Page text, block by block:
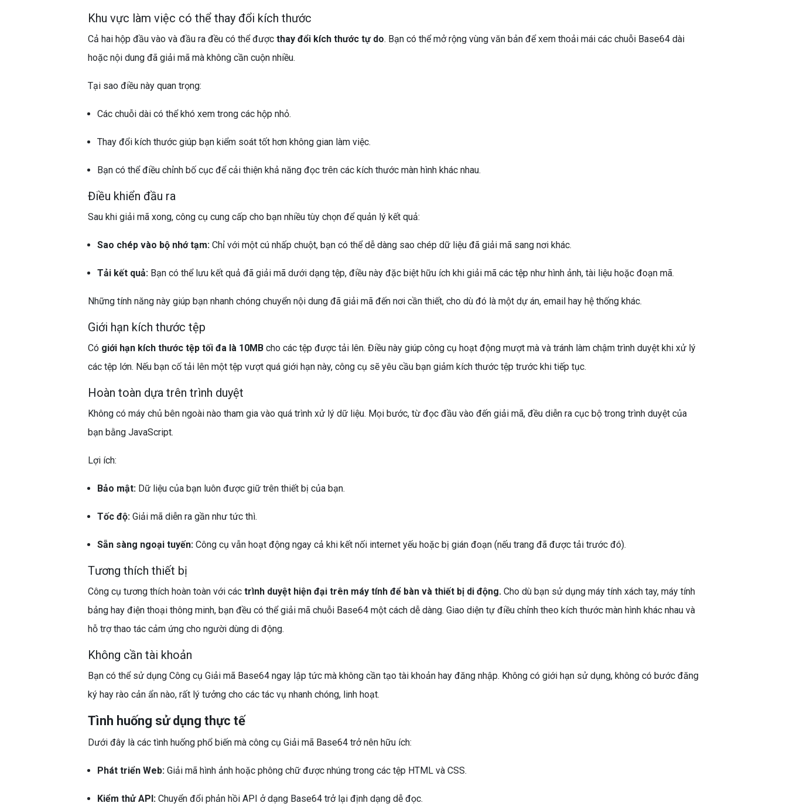
Khu vực làm việc có thể thay đổi kích thước
Cả hai hộp đầu vào và đầu ra đều có thể được thay đổi kích thước tự do. Bạn có thể mở rộng vùng văn bản để xem thoải mái các chuỗi Base64 dài
hoặc nội dung đã giải mã mà không cần cuộn nhiều.
Tại sao điều này quan trọng:
Các chuỗi dài có thể khó xem trong các hộp nhỏ.
Thay đổi kích thước giúp bạn kiểm soát tốt hơn không gian làm việc.
Bạn có thể điều chỉnh bố cục để cải thiện khả năng đọc trên các kích thước màn hình khác nhau.
Điều khiển đầu ra
Sau khi giải mã xong, công cụ cung cấp cho bạn nhiều tùy chọn để quản lý kết quả:
Sao chép vào bộ nhớ tạm: Chỉ với một cú nhấp chuột, bạn có thể dễ dàng sao chép dữ liệu đã giải mã sang nơi khác.
Tải kết quả: Bạn có thể lưu kết quả đã giải mã dưới dạng tệp, điều này đặc biệt hữu ích khi giải mã các tệp như hình ảnh, tài liệu hoặc đoạn mã.
Những tính năng này giúp bạn nhanh chóng chuyển nội dung đã giải mã đến nơi cần thiết, cho dù đó là một dự án, email hay hệ thống khác.
Giới hạn kích thước tệp
Có giới hạn kích thước tệp tối đa là 10MB cho các tệp được tải lên. Điều này giúp công cụ hoạt động mượt mà và tránh làm chậm trình duyệt khi xử lý
các tệp lớn. Nếu bạn cố tải lên một tệp vượt quá giới hạn này, công cụ sẽ yêu cầu bạn giảm kích thước tệp trước khi tiếp tục.
Hoàn toàn dựa trên trình duyệt
Không có máy chủ bên ngoài nào tham gia vào quá trình xử lý dữ liệu. Mọi bước, từ đọc đầu vào đến giải mã, đều diễn ra cục bộ trong trình duyệt của
bạn bằng JavaScript.
Lợi ích:
Bảo mật: Dữ liệu của bạn luôn được giữ trên thiết bị của bạn.
Tốc độ: Giải mã diễn ra gần như tức thì.
Sẵn sàng ngoại tuyến: Công cụ vẫn hoạt động ngay cả khi kết nối internet yếu hoặc bị gián đoạn (nếu trang đã được tải trước đó).
Tương thích thiết bị
Công cụ tương thích hoàn toàn với các trình duyệt hiện đại trên máy tính để bàn và thiết bị di động. Cho dù bạn sử dụng máy tính xách tay, máy tính
bảng hay điện thoại thông minh, bạn đều có thể giải mã chuỗi Base64 một cách dễ dàng. Giao diện tự điều chỉnh theo kích thước màn hình khác nhau và
hỗ trợ thao tác cảm ứng cho người dùng di động.
Không cần tài khoản
Bạn có thể sử dụng Công cụ Giải mã Base64 ngay lập tức mà không cần tạo tài khoản hay đăng nhập. Không có giới hạn sử dụng, không có bước đăng
ký hay rào cản ẩn nào, rất lý tưởng cho các tác vụ nhanh chóng, linh hoạt.
Tình huống sử dụng thực tế
Dưới đây là các tình huống phổ biến mà công cụ Giải mã Base64 trở nên hữu ích:
Phát triển Web: Giải mã hình ảnh hoặc phông chữ được nhúng trong các tệp HTML và CSS.
Kiểm thử API: Chuyển đổi phản hồi API ở dạng Base64 trở lại định dạng dễ đọc.